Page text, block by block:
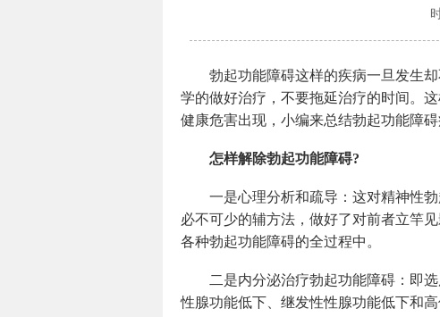
勃起功能障碍这样的疾病一旦发生
学的做好治疗，不要拖延治疗的时间。
健康危害出现，小编来总结勃起功能障碍
怎样解除勃起功能障碍?
一是心理分析和疏导：这对精神性
必不可少的辅方法，做好了对前者立竿
各种勃起功能障碍的全过程中。
二是内分泌治疗勃起功能障碍：即
性腺功能低下、继发性性腺功能低下和